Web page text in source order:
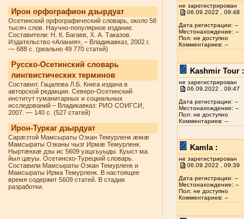
Ирон орфографион дзырдуат
Осетинский орфографический словарь, около 58
тысяч слов. Научно-популярное издание.
Составители: Н. К. Багаев, Х. А. Таказов.
Издательство «Алания», – Владикавказ, 2002 г.
— 688 с. (реально 49 770 статей)
Русско-Осетинский словарь
лингвистических терминов
Составил: Гацалова Л.Б. Книга издана в
авторской редакции. Северо-Осетинский
институт гуманитарных и социальных
исследований – Владикавказ: РИО СОИГСИ,
2007. — 140 с. (527 статей)
Ирон-Туркаг дзырдуат
Сарæзтой Мамсыраты Озкан Темурленк æмæ
Мамсыраты Озканы чызг Ирмæ Темурленк.
Ныртæккæ дзы ис 5609 уацхъуыды. Куыст ма
йыл цæуы. Осетинско-Турецкий словарь.
Составили Мамсыраты Озкан Темурленк и
Мамсыраты Ирма Темурленк. В настоящее
время содержит 5609 статей. В стадии
разработки.
не зарегистрирован
06.09.2022 , 09:48
Дата регистрации: --
Местонахождение: --
Пол: не доступно
Комментариев: --
Kashmir Tour :
не зарегистрирован
06.09.2022 , 09:47
Дата регистрации: --
Местонахождение: --
Пол: не доступно
Комментариев: --
Kamla :
не зарегистрирован
06.09.2022 , 09:39
Дата регистрации: --
Местонахождение: --
Пол: не доступно
Комментариев: --